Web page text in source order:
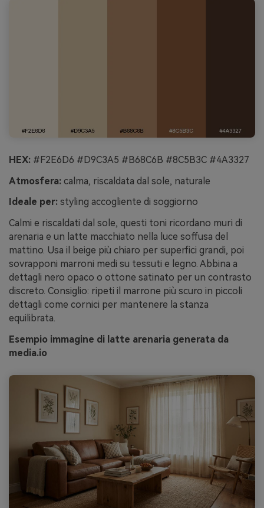
HEX: #F2E6D6 #D9C3A5 #B68C6B #8C5B3C #4A3327
Atmosfera: calma, riscaldata dal sole, naturale
Ideale per: styling accogliente di soggiorno
Calmi e riscaldati dal sole, questi toni ricordano muri di
arenaria e un latte macchiato nella luce soffusa del
mattino. Usa il beige più chiaro per superfici grandi, poi
sovrapponi marroni medi su tessuti e legno. Abbina a
dettagli nero opaco o ottone satinato per un contrasto
discreto. Consiglio: ripeti il marrone più scuro in piccoli
dettagli come cornici per mantenere la stanza
equilibrata.
Esempio immagine di latte arenaria generata da
media.io